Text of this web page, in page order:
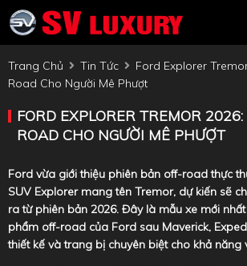
Trang Chủ Tin Tức
Ford Explorer
Road Cho Người Mê Phượt
FORD EXPLORER TREMOR
ROAD CHO NGƯỜI MÊ PHƯỢT
Ford vừa giới thiệu phiên bản off-road thực
SUV Explorer mang tên Tremor, dự kiến sẽ
ra từ phiên bản 2026. Đây là mẫu xe mới
phẩm off-road của Ford sau Maverick,
thiết kế và trang bị chuyên biệt cho khả năng